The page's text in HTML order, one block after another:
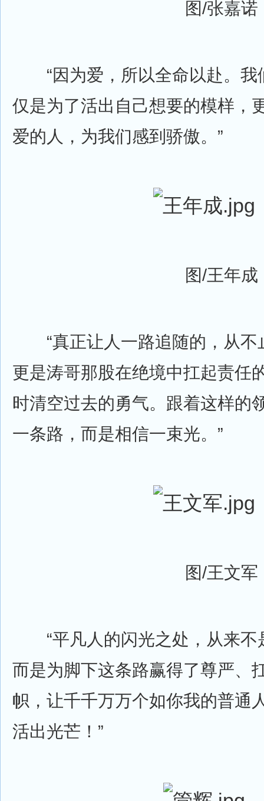
图/张嘉诺
“因为爱，所以全命以赴。我
仅是为了活出自己想要的模样，
爱的人，为我们感到骄傲。”
图/王年成
“真正让人一路追随的，从不
更是涛哥那股在绝境中扛起责任
时清空过去的勇气。跟着这样的
一条路，而是相信一束光。”
图/王文军
“平凡人的闪光之处，从来不
而是为脚下这条路赢得了尊严、
帜，让千千万万个如你我的普通
活出光芒！”